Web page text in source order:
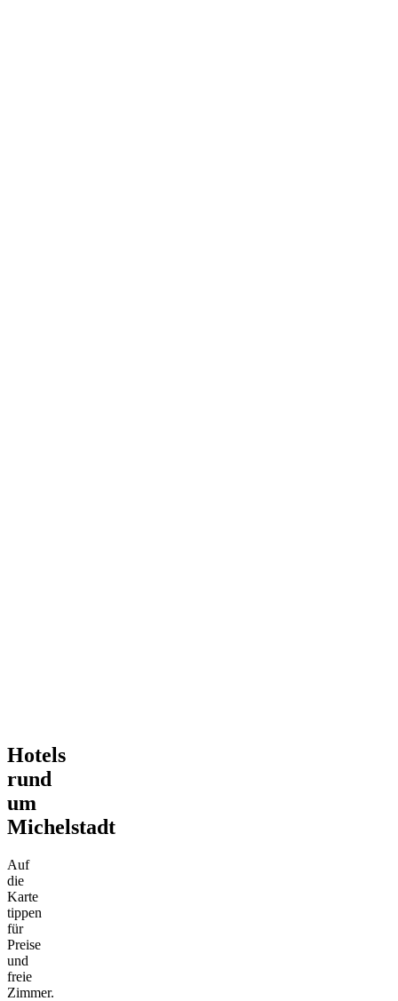
Hotels
rund
um
Michelstadt
Auf
die
Karte
tippen
für
Preise
und
freie
Zimmer.